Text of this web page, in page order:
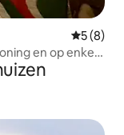
5 (8)
en op enkele